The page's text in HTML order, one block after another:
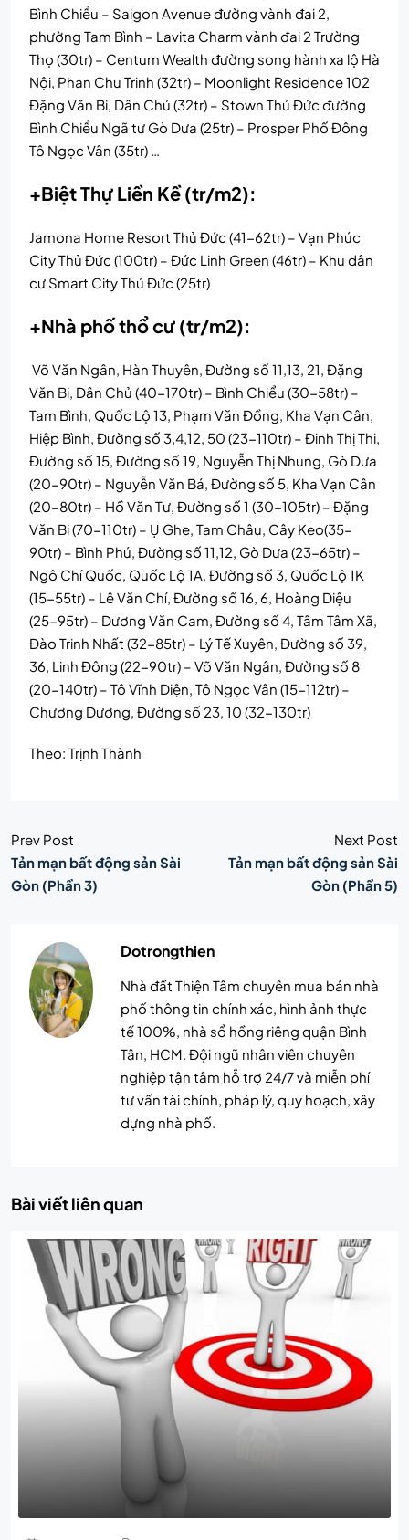
Bình Chiểu – Saigon Avenue đường vành đai 2,
phường Tam Bình – Lavita Charm vành đai 2 Trường
Thọ (30tr) – Centum Wealth đường song hành xa lộ Hà
Nội, Phan Chu Trinh (32tr) – Moonlight Residence 102
Đặng Văn Bi, Dân Chủ (32tr) – Stown Thủ Đức đường
Bình Chiểu Ngã tư Gò Dưa (25tr) – Prosper Phố Đông
Tô Ngọc Vân (35tr) …
+Biệt Thự Liền Kề (tr/m2):
Jamona Home Resort Thủ Đức (41-62tr) – Vạn Phúc
City Thủ Đức (100tr) – Đức Linh Green (46tr) – Khu dân
cư Smart City Thủ Đức (25tr)
+Nhà phố thổ cư (tr/m2):
Võ Văn Ngân, Hàn Thuyên, Đường số 11,13, 21, Đặng
Văn Bi, Dân Chủ (40-170tr) – Bình Chiểu (30-58tr) –
Tam Bình, Quốc Lộ 13, Phạm Văn Đồng, Kha Vạn Cân,
Hiệp Bình, Đường số 3,4,12, 50 (23-110tr) – Đinh Thị Thi,
Đường số 15, Đường số 19, Nguyễn Thị Nhung, Gò Dưa
(20-90tr) – Nguyễn Văn Bá, Đường số 5, Kha Vạn Cân
(20-80tr) – Hồ Văn Tư, Đường số 1 (30-105tr) – Đặng
Văn Bi (70-110tr) – Ụ Ghe, Tam Châu, Cây Keo(35-
90tr) – Bình Phú, Đường số 11,12, Gò Dưa (23-65tr) –
Ngô Chí Quốc, Quốc Lộ 1A, Đường số 3, Quốc Lộ 1K
(15-55tr) – Lê Văn Chí, Đường số 16, 6, Hoàng Diệu
(25-95tr) – Dương Văn Cam, Đường số 4, Tâm Tâm Xã,
Đào Trinh Nhất (32-85tr) – Lý Tế Xuyên, Đường số 39,
36, Linh Đông (22-90tr) – Võ Văn Ngân, Đường số 8
(20-140tr) – Tô Vĩnh Diện, Tô Ngọc Vân (15-112tr) –
Chương Dương, Đường số 23, 10 (32-130tr)
Theo: Trịnh Thành
Prev Post
Tản mạn bất động sản Sài
Gòn (Phần 3)
Next Post
Tản mạn bất động sản Sài
Gòn (Phần 5)
Dotrongthien
Nhà đất Thiện Tâm chuyên mua bán nhà
phố thông tin chính xác, hình ảnh thực
tế 100%, nhà sổ hồng riêng quận Bình
Tân, HCM. Đội ngũ nhân viên chuyên
nghiệp tận tâm hỗ trợ 24/7 và miễn phí
tư vấn tài chính, pháp lý, quy hoạch, xây
dựng nhà phố.
Bài viết liên quan